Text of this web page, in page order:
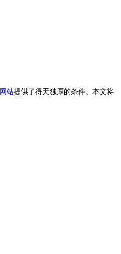
网站提供了得天独厚的条件。本文将